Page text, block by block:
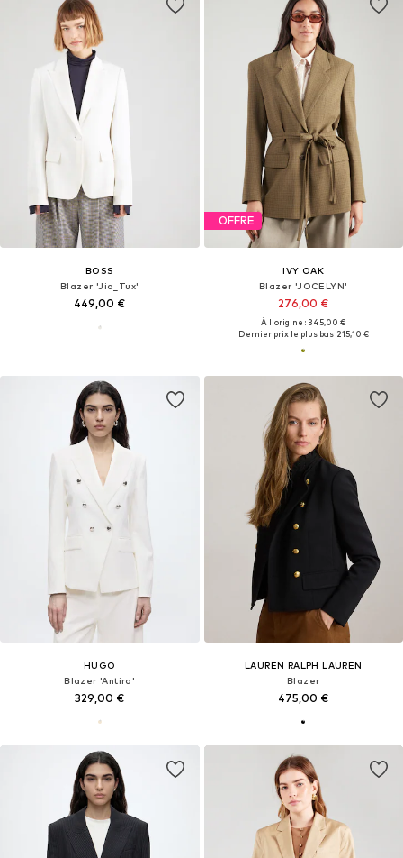
BOSS
Blazer 'Jia_Tux'
449,00 €
OFFRE
IVY OAK
Blazer 'JOCELYN'
276,00 €
À l'origine : 345,00 €
Dernier prix le plus bas :215,10 €
HUGO
Blazer 'Antira'
329,00 €
LAUREN RALPH LAUREN
Blazer
475,00 €